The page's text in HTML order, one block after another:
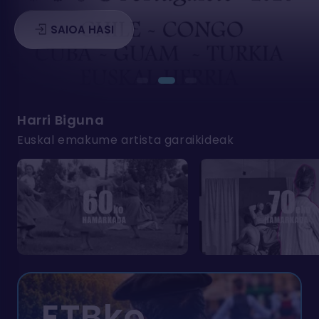
SAIOA HASI
Harri Biguna
Euskal emakume artista garaikideak